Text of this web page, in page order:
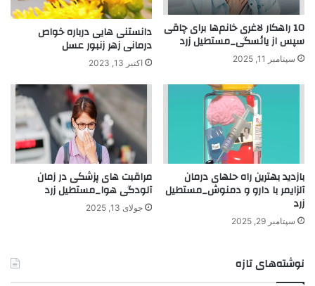
10 راهکار لاغری خانم‌ها برای چاقی
سپس از یائسگی_مستطیل زرد
سپتامبر 11, 2025
دانستنی هایی درباره خواص
درمانی زهر زنبور عسل
اکتبر 13, 2023
بازدید بهترین راه حلهای درمان
آلزایمر با دارو و دمنوش_مستطیل
زرد
سپتامبر 29, 2025
مراقبت های پزشکی در زمان
آلودگی هوا_مستطیل زرد
جولای 13, 2025
نوشته‌های تازه